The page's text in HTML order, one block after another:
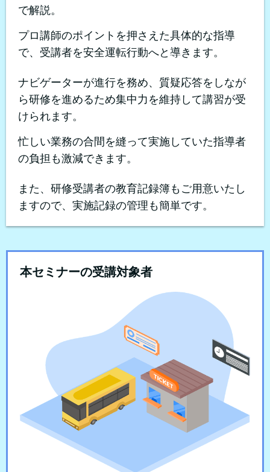
で解説。
プロ講師のポイントを押さえた具体的な指導
で、受講者を安全運転行動へと導きます。
ナビゲーターが進行を務め、質疑応答をしなが
ら研修を進めるため集中力を維持して講習が受
けられます。
忙しい業務の合間を縫って実施していた指導者
の負担も激減できます。
また、研修受講者の教育記録簿もご用意いたし
ますので、実施記録の管理も簡単です。
本セミナーの受講対象者